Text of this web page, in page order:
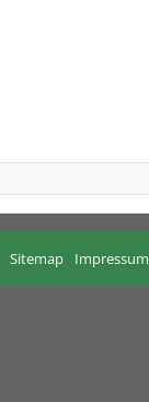
Sitemap Impressum